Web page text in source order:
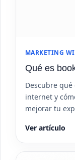
MARKETING
Qué es
Descubre
internet y
mejorar tu
Ver artículo